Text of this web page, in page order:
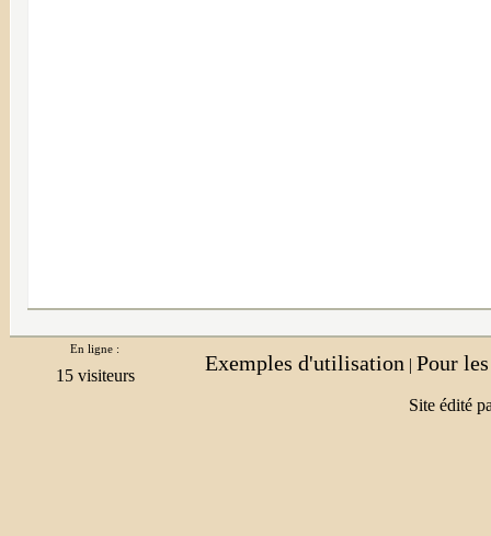
En ligne :
Exemples d'utilisation | Pour
Site édité